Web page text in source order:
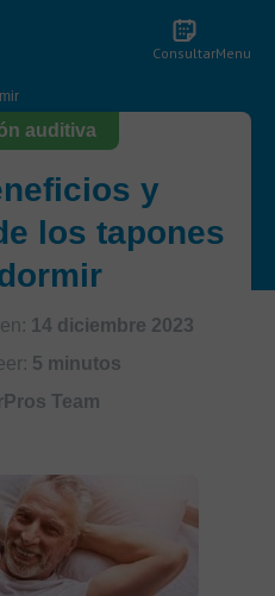
ConsultarMenu
auditiva
y
los tapones
14 diciembre 2023
5 minutos
Team